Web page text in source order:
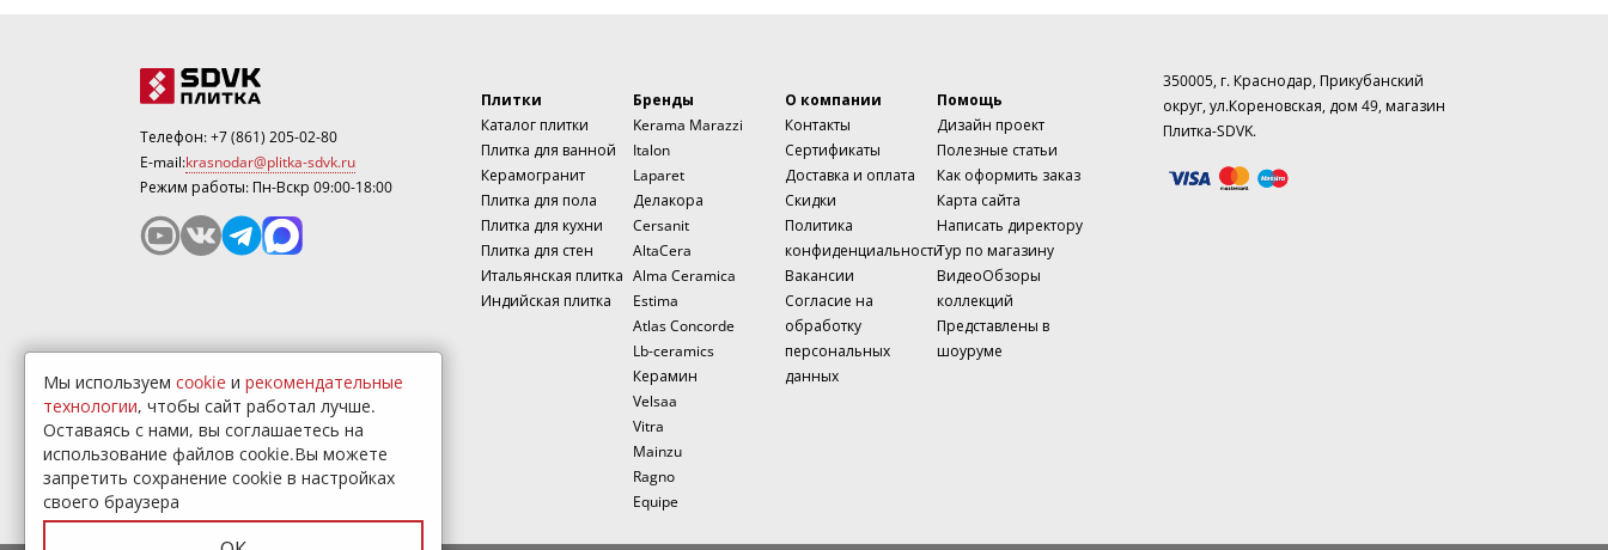
Телефон:+7 (861) 205-02-80
E-mail:krasnodar@plitka-sdvk.ru
Режим работы: Пн-Вскр 09:00-18:00
Плитки
Каталог плитки
Плитка для ванной
Керамогранит
Плитка для пола
Плитка для кухни
Плитка для стен
Итальянская плитка
Индийская плитка
Бренды
Kerama Marazzi
Italon
Laparet
Делакора
Cersanit
AltaCera
Alma Ceramica
Estima
Atlas Concorde
Lb-ceramics
Керамин
Velsaa
Vitra
Mainzu
Ragno
Equipe
О компании
Контакты
Сертификаты
Доставка и оплата
Скидки
Политика
конфиденциальности
Вакансии
Согласие на
обработку
персональных
данных
Помощь
Дизайн проект
Полезные статьи
Как оформить заказ
Карта сайта
Написать директору
Тур по магазину
ВидеоОбзоры
коллекций
Представлены в
шоуруме
350005, г. Краснодар, Прикубанский
округ, ул.Кореновская, дом 49, магазин
Плитка-SDVK.
Мы используем cookie и рекомендательные
технологии, чтобы сайт работал лучше.
Оставаясь с нами, вы соглашаетесь на
использование файлов cookie.Вы можете
запретить сохранение cookie в настройках
своего браузера